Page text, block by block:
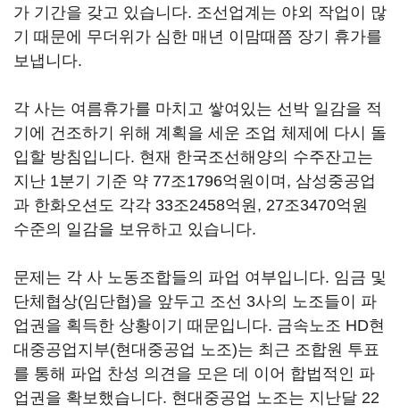
가 기간을 갖고 있습니다. 조선업계는 야외 작업이 많
기 때문에 무더위가 심한 매년 이맘때쯤 장기 휴가를
보냅니다.
각 사는 여름휴가를 마치고 쌓여있는 선박 일감을 적
기에 건조하기 위해 계획을 세운 조업 체제에 다시 돌
입할 방침입니다. 현재 한국조선해양의 수주잔고는
지난 1분기 기준 약 77조1796억원이며, 삼성중공업
과 한화오션도 각각 33조2458억원, 27조3470억원
수준의 일감을 보유하고 있습니다.
문제는 각 사 노동조합들의 파업 여부입니다. 임금 및
단체협상(임단협)을 앞두고 조선 3사의 노조들이 파
업권을 획득한 상황이기 때문입니다. 금속노조 HD현
대중공업지부(현대중공업 노조)는 최근 조합원 투표
를 통해 파업 찬성 의견을 모은 데 이어 합법적인 파
업권을 확보했습니다. 현대중공업 노조는 지난달 22